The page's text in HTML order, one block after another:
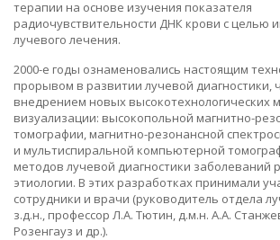
терапии на основе изучения показателя
радиочувствительности ДНК крови с целью
лучевого лечения.
2000-е годы ознаменовались настоящим
прорывом в развитии лучевой диагностики,
внедрением новых высокотехнологических
визуализации: высокопольной магнитно-
томографии, магнитно-резонансной
и мультиспиральной компьютерной
методов лучевой диагностики заболеваний
этиологии. В этих разработках принимали
сотрудники и врачи (руководитель отдела
з.д.н., профессор Л.А. Тютин, д.м.н. А.А.
Розенгауз и др.).